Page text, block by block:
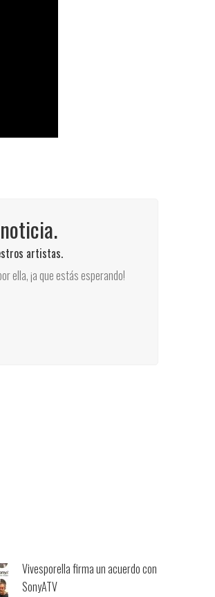
artistas.
ella, ¡a que estás esperando!
Vivesporella firma un acuerdo con
SonyATV